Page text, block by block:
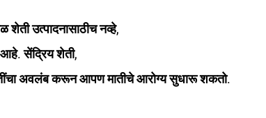
शेती उत्पादनासाठीच नव्हे,
आहे. सेंद्रिय शेती,
अवलंब करून आपण मातीचे आरोग्य सुधारू शकतो.